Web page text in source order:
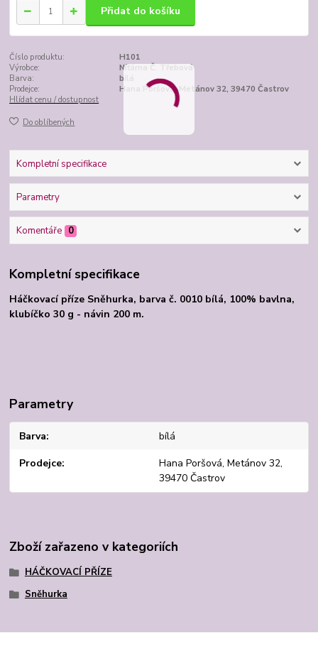
Přidat do košíku
Číslo produktu:
H101
Výrobce:
Níťárna Č. Třebová
Barva:
bílá
Prodejce:
Hana Poršová, Metánov 32, 39470 Častrov
Hlídat cenu / dostupnost
Do oblíbených
Kompletní specifikace
Parametry
Komentáře 0
Kompletní specifikace
Háčkovací příze Sněhurka, barva č. 0010 bílá, 100% bavlna,
klubíčko 30 g - návin 200 m.
Parametry
Barva bílá
Prodejce
Hana Poršová, Metánov 32,
39470 Častrov
Zboží zařazeno v kategoriích
HÁČKOVACÍ PŘÍZE
Sněhurka